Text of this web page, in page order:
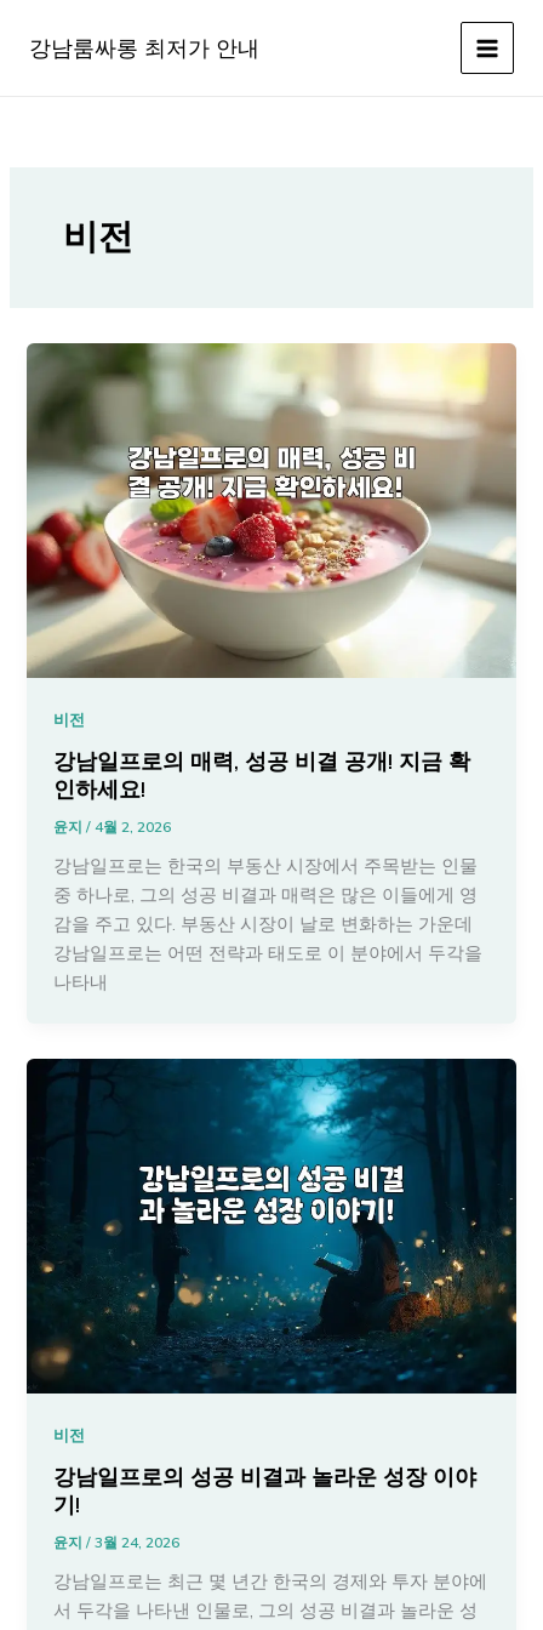
강남룸싸롱 최저가 안내
비전
비전
강남일프로의 매력, 성공 비결 공개! 지금 확
인하세요!
윤지/4월 2, 2026
강남일프로는 한국의 부동산 시장에서 주목받는 인물
중 하나로, 그의 성공 비결과 매력은 많은 이들에게 영
감을 주고 있다. 부동산 시장이 날로 변화하는 가운데
강남일프로는 어떤 전략과 태도로 이 분야에서 두각을
나타내
비전
강남일프로의 성공 비결과 놀라운 성장 이야
기!
윤지/3월 24, 2026
강남일프로는 최근 몇 년간 한국의 경제와 투자 분야에
서 두각을 나타낸 인물로, 그의 성공 비결과 놀라운 성